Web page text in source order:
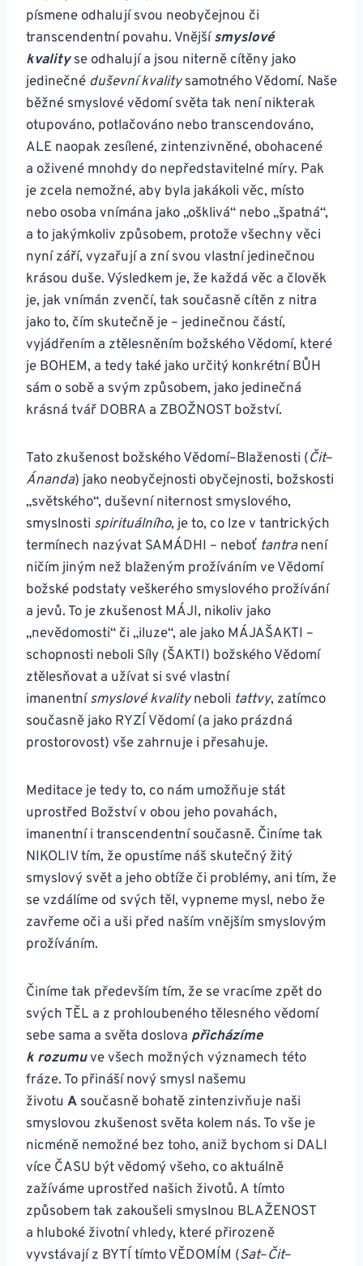
písmene odhalují svou neobyčejnou či
transcendentní povahu. Vnějšísmyslové
kvalityse odhalují a jsou niterně cítěny jako
jedinečné duševní kvalitysamotného Vědomí. Naše
běžné smyslové vědomí světa tak není nikterak
otupováno, potlačováno nebo transcendováno,
ALE naopak zesílené, zintenzivněné, obohacené
a oživené mnohdy do nepředstavitelné míry. Pak
je zcela nemožné, aby byla jakákoli věc, místo
nebo osoba vnímána jako „ošklivá“ nebo „špatná“,
a to jakýmkoliv způsobem, protože všechny věci
nyní září, vyzařují a zní svou vlastní jedinečnou
krásou duše. Výsledkem je, že každá věc a člověk
je, jak vnímán zvenčí, tak současně cítěn z nitra
jako to, čím skutečně je – jedinečnou částí,
vyjádřením a ztělesněním božského Vědomí, které
je BOHEM, a tedy také jako určitý konkrétní BŮH
sám o sobě a svým způsobem, jako jedinečná
krásná tvář DOBRA a ZBOŽNOST božství.
Tato zkušenost božského Vědomí–Blaženosti (Čit–
Ánanda) jako neobyčejnosti obyčejnosti, božskosti
„světského“, duševní niternost smyslového,
smyslnosti spirituálního, je to, co lze v tantrických
termínech nazývat SAMÁDHI – neboť tantranení
ničím jiným než blaženým prožíváním ve Vědomí
božské podstaty veškerého smyslového prožívání
a jevů. To je zkušenost MÁJI, nikoliv jako
„nevědomosti“ či „iluze“, ale jako MÁJAŠAKTI –
schopnosti neboli Síly (ŠAKTI) božského Vědomí
ztělesňovat a užívat si své vlastní
imanentnísmyslové kvalityneboli tattvy, zatímco
současně jako RYZÍ Vědomí (a jako prázdná
prostorovost) vše zahrnuje i přesahuje.
Meditace je tedy to, co nám umožňuje stát
uprostřed Božství v obou jeho povahách,
imanentní i transcendentní současně. Činíme tak
NIKOLIV tím, že opustíme náš skutečný žitý
smyslový svět a jeho obtíže či problémy, ani tím, že
se vzdálíme od svých těl, vypneme mysl, nebo že
zavřeme oči a uši před naším vnějším smyslovým
prožíváním.
Činíme tak především tím, že se vracíme zpět do
svých TĚL a z prohloubeného tělesného vědomí
sebe sama a světa doslova přicházíme
k rozumuve všech možných významech této
fráze. To přináší nový smysl našemu
životu A současně bohatě zintenzivňuje naši
smyslovou zkušenost světa kolem nás. To vše je
nicméně nemožné bez toho, aniž bychom si DALI
více ČASU být vědomý všeho, co aktuálně
zažíváme uprostřed našich životů. A tímto
způsobem tak zakoušeli smyslnou BLAŽENOST
a hluboké životní vhledy, které přirozeně
vyvstávají z BYTÍ tímto VĚDOMÍM (Sat–Čit–